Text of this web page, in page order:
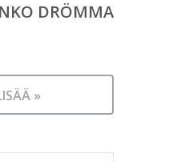
DRÖMMA
»